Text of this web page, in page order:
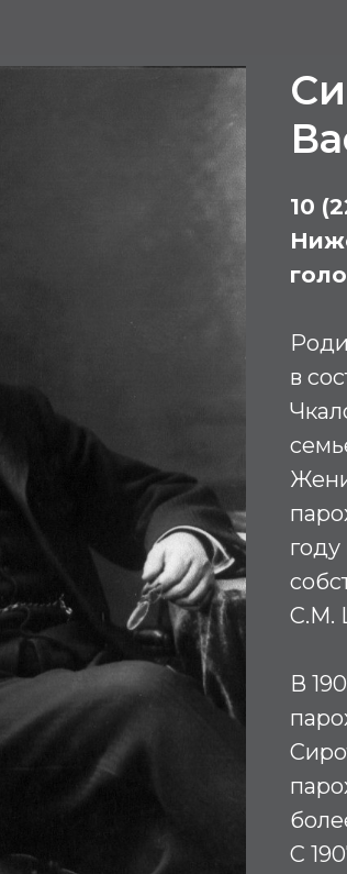
10
в
С.М.
В
С